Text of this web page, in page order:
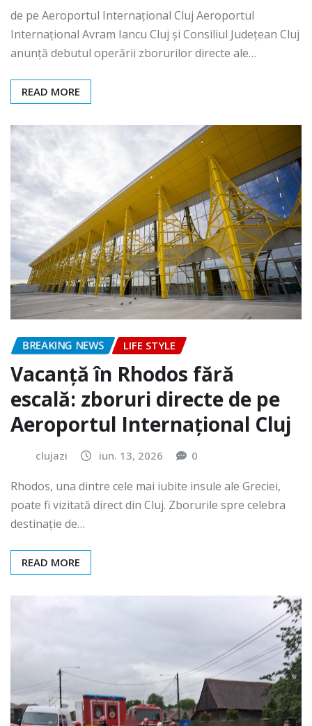
de pe Aeroportul Internaţional Cluj Aeroportul
Internațional Avram Iancu Cluj și Consiliul Județean Cluj
anunță debutul operării zborurilor directe ale…
READ MORE
BREAKING NEWS LIFE STYLE
Vacanță în Rhodos fără
escală: zboruri directe de pe
Aeroportul Internațional Cluj
clujazi iun. 13, 2026 0
Rhodos, una dintre cele mai iubite insule ale Greciei,
poate fi vizitată direct din Cluj. Zborurile spre celebra
destinație de…
READ MORE